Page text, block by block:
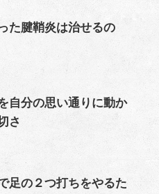
た腱鞘炎は治せるの
自分の思い通りに動か
さ
足の２つ打ちをやるた